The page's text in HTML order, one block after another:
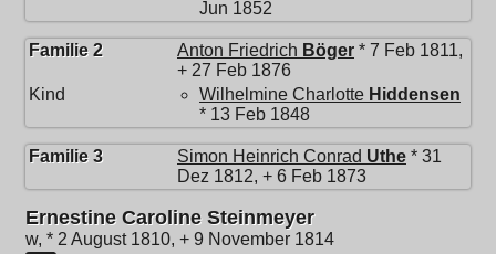
Jun 1852
Familie 2 Anton Friedrich Böger * 7 Feb 1811,
+ 27 Feb 1876
Kind
Wilhelmine Charlotte Hiddensen
* 13 Feb 1848
Familie 3 Simon Heinrich Conrad Uthe * 31
Dez 1812, + 6 Feb 1873
Ernestine Caroline Steinmeyer
w, * 2 August 1810, + 9 November 1814